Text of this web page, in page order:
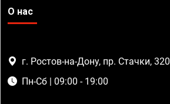
О нас
г. Ростов-на-Дону, пр. Стачки, 320
Пн-Сб | 09:00 - 19:00